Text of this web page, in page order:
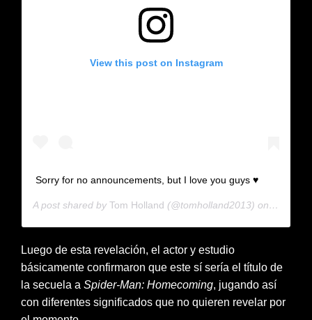
View this post on Instagram
Sorry for no announcements, but I love you guys ♥️
A post shared by Tom Holland (@tomholland2013) on Jun 23,
Luego de esta revelación, el actor y estudio
básicamente confirmaron que este sí sería el título de
la secuela a Spider-Man: Homecoming, jugando así
con diferentes significados que no quieren revelar por